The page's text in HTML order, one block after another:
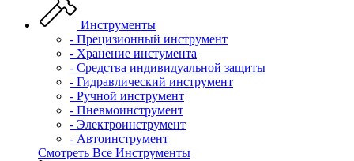
Инструменты
- Прецизионный инструмент
- Хранение инстумента
- Средства индивидуальной защиты
- Гидравлический инструмент
- Ручной инструмент
- Пневмоинструмент
- Электроинструмент
- Автоинструмент
Смотреть Все Инструменты